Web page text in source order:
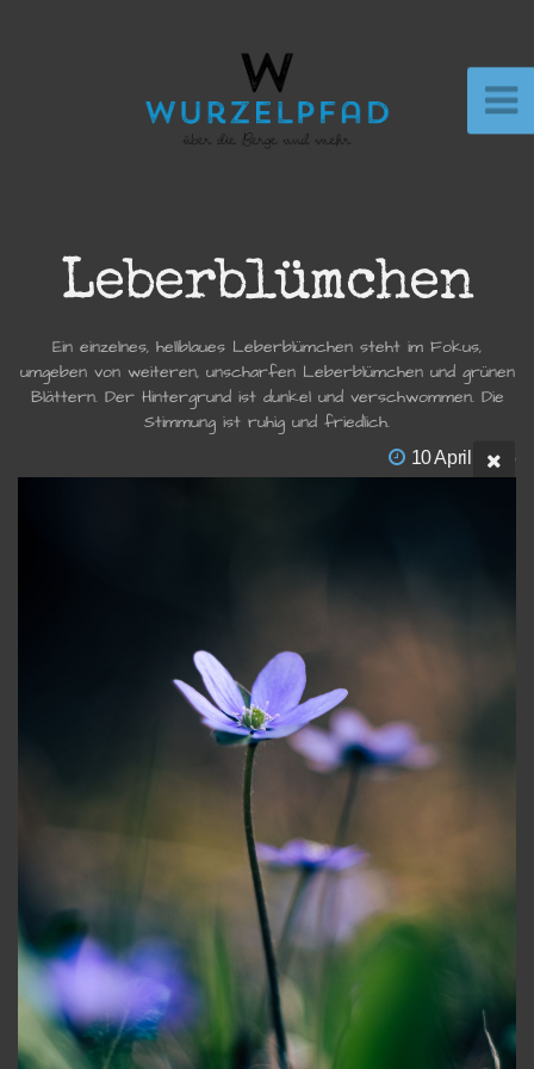
Leberblümchen
Ein einzelnes, hellblaues Leberblümchen steht im Fokus,
umgeben von weiteren, unscharfen Leberblümchen und grünen
Blättern. Der Hintergrund ist dunkel und verschwommen. Die
Stimmung ist ruhig und friedlich.
10 April 2025